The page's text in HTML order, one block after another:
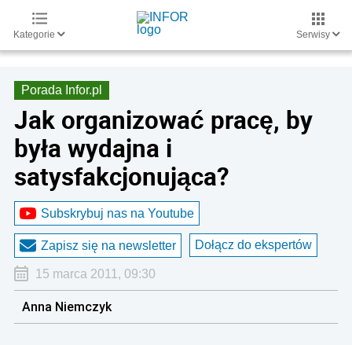
Kategorie Serwisy
Porada Infor.pl
Jak organizować pracę, by
była wydajna i
satysfakcjonująca?
Subskrybuj nas na Youtube
Zapisz się na newsletter Dołącz do ekspertów
15 marca 2011, 09:30
Anna Niemczyk